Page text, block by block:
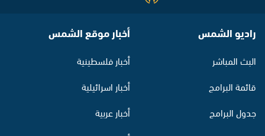
راديو الشمس
البث المباشر
قائمة البرامج
جدول البرامج
أخبار موقع الشمس
أخبار فلسطينية
أخبار اسرائيلية
أخبار عربية